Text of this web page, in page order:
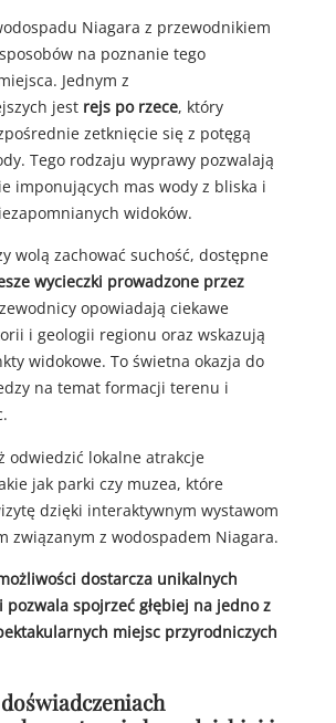
Niagara z przewodnikiem
na poznanie tego
Jednym z
jest rejs po rzece, który
zetknięcie się z potęgą
Tego rodzaju wyprawy pozwalają
imponujących mas wody z bliska i
widoków.
wolą zachować suchość, dostępne
wycieczki prowadzone przez
opowiadają ciekawe
i geologii regionu oraz wskazują
widokowe. To świetna okazja do
na temat formacji terenu i
odwiedzić lokalne atrakcje
jak parki czy muzea, które
dzięki interaktywnym wystawom
związanym z wodospadem Niagara.
dostarcza unikalnych
pozwala spojrzeć głębiej na jedno z
miejsc przyrodniczych